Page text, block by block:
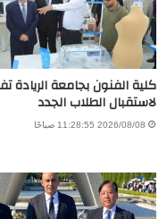
كلية الفنون بجامعة الريادة
لاستقبال الطلاب الجدد
2026/08/08 11:28:55 صباحًا